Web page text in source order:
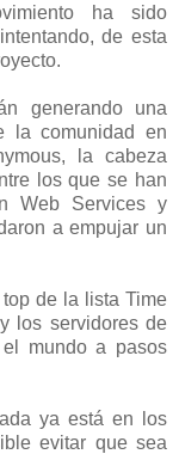
ha sido
de esta
generando una
la comunidad en
la cabeza
los que se han
Web Services y
a empujar un
de la lista Time
los servidores de
mundo a pasos
ya está en los
evitar que sea